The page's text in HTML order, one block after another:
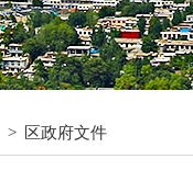
> 区政府文件